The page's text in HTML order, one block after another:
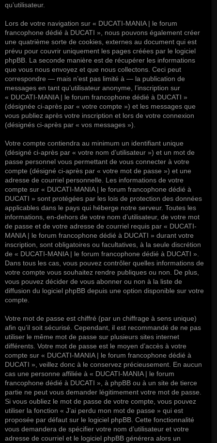
qu’utilisateur.
Lors de votre navigation sur « DUCATI-MANIA | le forum
francophone dédié à DUCATI », nous pouvons également créer
une quatrième sorte de cookies, externes au document qui est
prévu pour couvrir uniquement les pages créées par le logiciel
phpBB. La seconde manière est de récupérer les informations
que vous nous envoyez et que nous collectons. Ceci peut
correspondre — mais n’est pas limité à — la publication de
messages en tant qu’utilisateur anonyme, l’inscription sur
« DUCATI-MANIA | le forum francophone dédié à DUCATI »
(désignée ci-après par « votre compte ») et les messages que
vous publiez après votre inscription et lors de votre connexion
(désignés ci-après par « vos messages »).
Votre compte contiendra au minimum un identifiant unique
(désigné ci-après par « votre nom d’utilisateur ») et un mot de
passe personnel vous permettant de vous connecter à votre
compte (désigné ci-après par « votre mot de passe ») et une
adresse de courriel personnelle. Les informations de votre
compte sur « DUCATI-MANIA | le forum francophone dédié à
DUCATI » sont protégées par les lois de protection des données
applicables dans le pays qui héberge notre serveur. Toutes les
informations, en-dehors de votre nom d’utilisateur, de votre mot
de passe et de votre adresse de courriel requis par « DUCATI-
MANIA | le forum francophone dédié à DUCATI » durant votre
inscription, sont obligatoires ou facultatives, à la seule discrétion
de « DUCATI-MANIA | le forum francophone dédié à DUCATI ».
Dans tous les cas, vous pouvez contrôler quelles informations de
votre compte vous souhaitez rendre publiques ou non. De plus,
vous pouvez décider de vous abonner ou non à la liste de
diffusion du logiciel phpBB depuis une option disponible sur votre
compte.
Votre mot de passe est chiffré (par un chiffrage à sens unique)
afin qu’il soit sécurisé. Cependant, il est recommandé de ne pas
utiliser le même mot de passe sur plusieurs sites internet
différents. Votre mot de passe est le moyen d’accès à votre
compte sur « DUCATI-MANIA | le forum francophone dédié à
DUCATI », veillez donc à le conservez précieusement. En aucun
cas une personne affiliée à « DUCATI-MANIA | le forum
francophone dédié à DUCATI », à phpBB ou à un site de tierce
partie ne peut vous demander légitimement votre mot de passe.
Si vous oubliez le mot de passe de votre compte, vous pouvez
utiliser la fonction « J’ai perdu mon mot de passe » qui est
proposée par défaut sur le logiciel phpBB. Cette fonctionnalité
vous demandera de spécifier votre nom d’utilisateur et votre
adresse de courriel et le logiciel phpBB générera alors un